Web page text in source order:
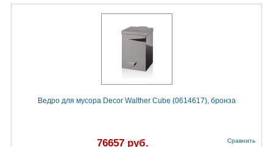
Ведро для мусора Decor Walther Cube (0614617), бронза
76657 руб. Сравнить